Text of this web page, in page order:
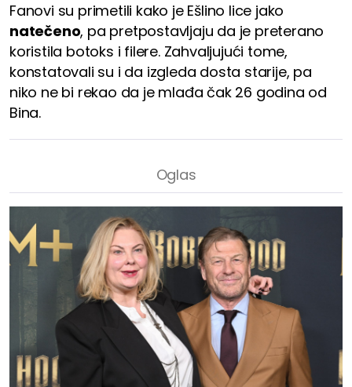
Fanovi su primetili kako je Ešlino lice jako
natečeno, pa pretpostavljaju da je preterano
koristila botoks i filere. Zahvaljujući tome,
konstatovali su i da izgleda dosta starije, pa
niko ne bi rekao da je mlađa čak 26 godina od
Bina.